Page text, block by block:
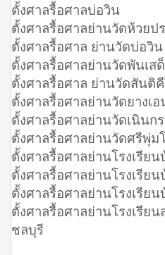
ตั้งศาลรื้อศาลบ่อวิน
ตั้งศาลรื้อศาลย่านวัดห้วยป
ตั้งศาลรื้อศาล ย่านวัดบ่อวิน
ตั้งศาลรื้อศาลย่านวัดพันเส
ตั้งศาลรื้อศาล ย่านวัดสันติ
ตั้งศาลรื้อศาลย่านวัดยางเอ
ตั้งศาลรื้อศาลย่านวัดเนินก
ตั้งศาลรื้อศาลย่านวัดศรีพุ่ม
ตั้งศาลรื้อศาลย่านโรงเรีย
ตั้งศาลรื้อศาลย่านโรงเรีย
ตั้งศาลรื้อศาลย่านโรงเรีย
ตั้งศาลรื้อศาลย่านโรงเรีย
ชลบุรี